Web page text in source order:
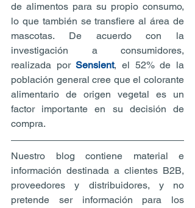
de alimentos para su propio consumo,
lo que también se transfiere al área de
mascotas. De acuerdo con la
investigación a consumidores,
realizada por Sensient, el 52% de la
población general cree que el colorante
alimentario de origen vegetal es un
factor importante en su decisión de
compra.
Nuestro blog contiene material e
información destinada a clientes B2B,
proveedores y distribuidores, y no
pretende ser información para los